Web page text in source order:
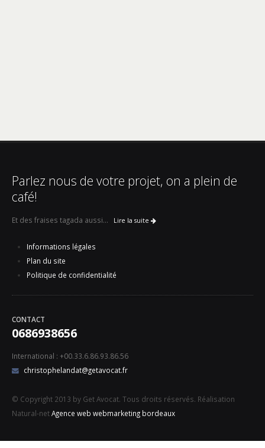
Parlez nous de votre projet, on a plein de
café!
Et des fraises tagada aussi... Lire la suite
Informations légales
Plan du site
Politique de confidentialité
CONTACT
0686938656
International : +00.33.6.86.93.86.56
christophelandat@getavocat.fr
© Copyright 2013 by Get Avocat. Tous droits réservés. Réalisation
Natural-netAgence web webmarketing bordeaux